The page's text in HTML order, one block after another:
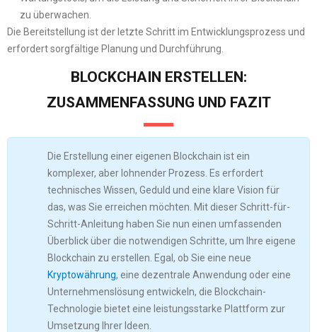
zu überwachen.
Die Bereitstellung ist der letzte Schritt im Entwicklungsprozess und
erfordert sorgfältige Planung und Durchführung.
BLOCKCHAIN ERSTELLEN:
ZUSAMMENFASSUNG UND FAZIT
Die Erstellung einer eigenen Blockchain ist ein
komplexer, aber lohnender Prozess. Es erfordert
technisches Wissen, Geduld und eine klare Vision für
das, was Sie erreichen möchten. Mit dieser Schritt-für-
Schritt-Anleitung haben Sie nun einen umfassenden
Überblick über die notwendigen Schritte, um Ihre eigene
Blockchain zu erstellen. Egal, ob Sie eine neue
Kryptowährung, eine dezentrale Anwendung oder eine
Unternehmenslösung entwickeln, die Blockchain-
Technologie bietet eine leistungsstarke Plattform zur
Umsetzung Ihrer Ideen.